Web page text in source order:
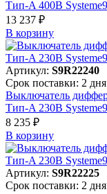
Тип-A 400В Systeme9
13 237 ₽
В корзинy
Артикул: S9R22240
Срок поставки: 2 дня
Выключатель
Тип-A 230В Systeme9
8 235 ₽
В корзинy
Артикул: S9R22225
Срок поставки: 2 дня